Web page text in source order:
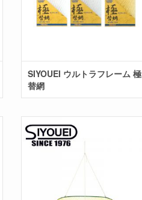
SIYOUEI ウルトラフレーム 極
替網